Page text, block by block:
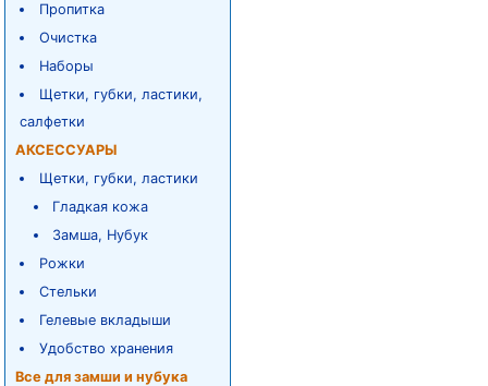
Пропитка
Очистка
Наборы
Щетки, губки, ластики,
салфетки
АКСЕССУАРЫ
Щетки, губки, ластики
Гладкая кожа
Замша, Нубук
Рожки
Стельки
Гелевые вкладыши
Удобство хранения
Все для замши и нубука